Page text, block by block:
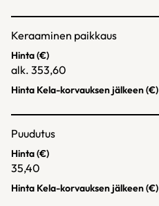
Keraaminen paikkaus
Hinta (€)
alk. 353,60
Hinta Kela-korvauksen jälkeen (€)
Puudutus
Hinta (€)
35,40
Hinta Kela-korvauksen jälkeen (€)